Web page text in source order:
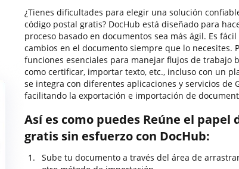
¿Tienes dificultades para elegir una solución
código postal gratis? DocHub está diseñado para
proceso basado en documentos sea más ágil. Es
cambios en el documento siempre que lo necesites.
funciones esenciales para manejar flujos de trabajo
como certificar, importar texto, etc., incluso con un
se integra con diferentes aplicaciones y servicios de
facilitando la exportación e importación de
Así es como puedes Reúne el papel
gratis sin esfuerzo con DocHub:
Sube tu documento a través del área de